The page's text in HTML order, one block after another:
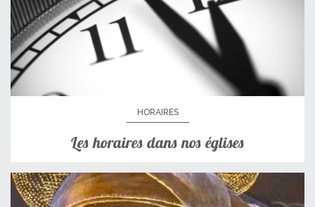
HORAIRES
Les horaires dans nos églises